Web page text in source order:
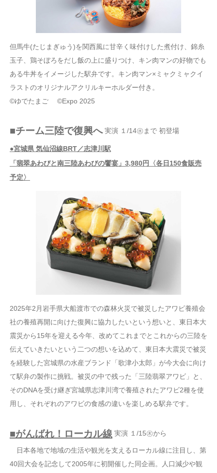
但馬牛(たじまぎゅう)を関西風に甘辛く味付けした煮付け、錦糸
玉子、鶏そぼろをだし飯の上に盛りつけ、キン肉マンの好物でも
ある牛丼をイメージした駅弁です。キン肉マン×ミャクミャクイ
ラストのオリジナルアクリルキーホルダー付き。
©ゆでたまご ©Expo 2025
■チーム三陸で復興へ実演 １/14㊌まで 初登場
●宮城県 気仙沼線BRT／志津川駅
「翡翠あわびと南三陸あわびの饗宴」3,980円〈各日150食販売
予定〉
2025年2月岩手県大船渡市での森林火災で被災したアワビ養殖会
社の養殖再開に向けた復興に協力したいという想いと、東日本大
震災から15年を迎える今年、改めてこれまでとこれからの三陸を
伝えていきたいという二つの想いを込めて、東日本大震災で被災
を経験した宮城県の水産ブランド「歌津小太郎」が今大会に向け
て駅弁の製作に挑戦。被災の中で残った「三陸翡翠アワビ」と、
そのDNAを受け継ぎ宮城県志津川湾で養殖されたアワビ2種を使
用し、それぞれのアワビの食感の違いを楽しめる駅弁です。
■がんばれ！ローカル線 実演 １/15㊍から
日本各地で地域の生活や観光を支えるローカル線に注目し、第
40回大会を記念して2005年に初開催した同企画。人口減少や観